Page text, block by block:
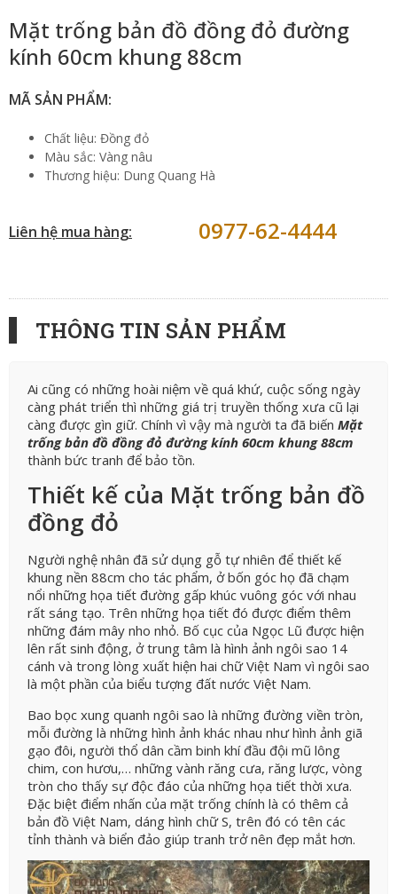
Mặt trống bản đồ đồng đỏ đường
kính 60cm khung 88cm
MÃ SẢN PHẨM:
Chất liệu: Đồng đỏ
Màu sắc: Vàng nâu
Thương hiệu: Dung Quang Hà
Liên hệ mua hàng: 0977-62-4444
THÔNG TIN SẢN PHẨM
Ai cũng có những hoài niệm về quá khứ, cuộc sống ngày
càng phát triển thì những giá trị truyền thống xưa cũ lại
càng được gìn giữ. Chính vì vậy mà người ta đã biến Mặt
trống bản đồ đồng đỏ đường kính 60cm khung 88cm
thành bức tranh để bảo tồn.
Thiết kế của Mặt trống bản đồ
đồng đỏ
Người nghệ nhân đã sử dụng gỗ tự nhiên để thiết kế
khung nền 88cm cho tác phẩm, ở bốn góc họ đã chạm
nổi những họa tiết đường gấp khúc vuông góc với nhau
rất sáng tạo. Trên những họa tiết đó được điểm thêm
những đám mây nho nhỏ. Bố cục của Ngọc Lũ được hiện
lên rất sinh động, ở trung tâm là hình ảnh ngôi sao 14
cánh và trong lòng xuất hiện hai chữ Việt Nam vì ngôi sao
là một phần của biểu tượng đất nước Việt Nam.
Bao bọc xung quanh ngôi sao là những đường viền tròn,
mỗi đường là những hình ảnh khác nhau như hình ảnh giã
gạo đôi, người thổ dân cầm binh khí đầu đội mũ lông
chim, con hươu,… những vành răng cưa, răng lược, vòng
tròn cho thấy sự độc đáo của những họa tiết thời xưa.
Đặc biệt điểm nhấn của mặt trống chính là có thêm cả
bản đồ Việt Nam, dáng hình chữ S, trên đó có tên các
tỉnh thành và biển đảo giúp tranh trở nên đẹp mắt hơn.